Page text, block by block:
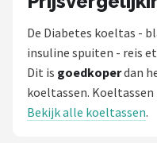
De Diabetes koeltas -
insuline spuiten - reis
Dit is goedkoperdan
koeltassen. Koeltassen
Bekijk alle koeltassen.